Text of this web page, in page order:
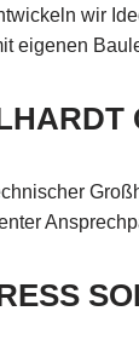
wir
eigenen